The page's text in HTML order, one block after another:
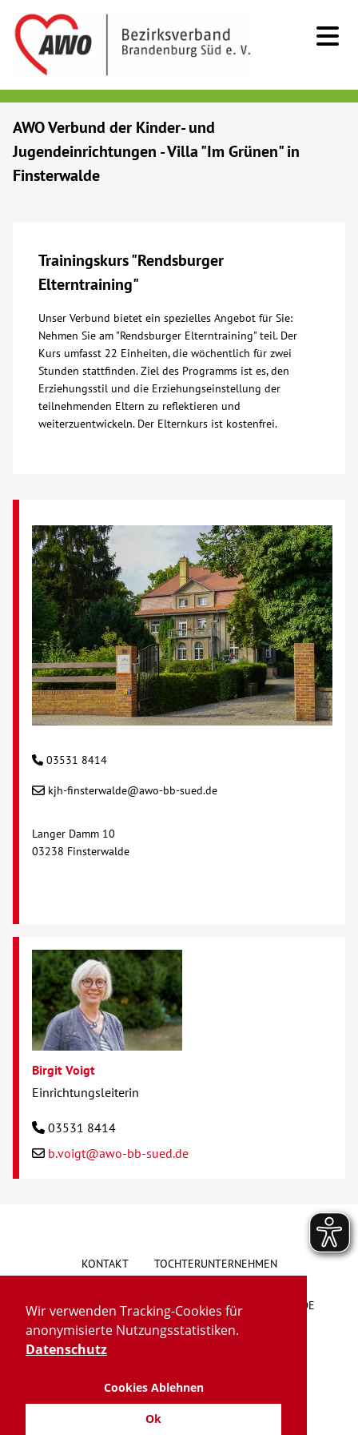
Wir verwenden Tracking-Cookies für
anonymisierte Nutzungsstatistiken.
Datenschutz
Cookies Ablehnen
Ok
Senioren
Bildung
Über uns
Veranstaltungen
Mitmachen
Karriere
Ausbildung
Glossar
Suche
Kontakt
AWO BB Süd
AWO Verbund der Kinder- und
Jugendeinrichtungen - Villa "Im Grünen" in
Finsterwalde
Trainingskurs "Rendsburger
Elterntraining"
Unser Verbund bietet ein spezielles Angebot für Sie:
Nehmen Sie am "Rendsburger Elterntraining" teil. Der
Kurs umfasst 22 Einheiten, die wöchentlich für zwei
Stunden stattfinden. Ziel des Programms ist es, den
Erziehungsstil und die Erziehungseinstellung der
teilnehmenden Eltern zu reflektieren und
weiterzuentwickeln. Der Elternkurs ist kostenfrei.
03531 8414
kjh-finsterwalde@awo-bb-sued.de
Langer Damm 10
03238 Finsterwalde
Birgit Voigt
Einrichtungsleiterin
03531 8414
b.voigt@awo-bb-sued.de
KONTAKT TOCHTERUNTERNEHMEN
HINWEISGEBERSYSTEM VORSCHLAG/BESCHWERDE
LIEFERKETTENGESETZ
IMPRESSUM DATENSCHUTZ